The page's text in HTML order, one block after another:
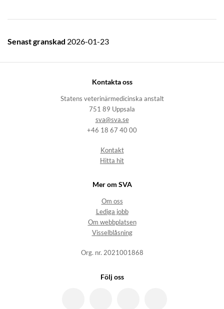
Senast granskad 2026-01-23
Kontakta oss
Statens veterinärmedicinska anstalt
751 89 Uppsala
sva@sva.se
+46 18 67 40 00
Kontakt
Hitta hit
Mer om SVA
Om oss
Lediga jobb
Om webbplatsen
Visselblåsning
Org. nr. 2021001868
Följ oss